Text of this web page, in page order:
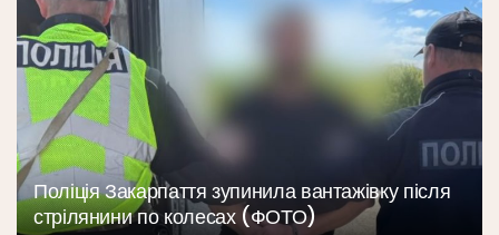
Поліція Закарпаття зупинила вантажівку після
стрілянини по колесах (ФОТО)